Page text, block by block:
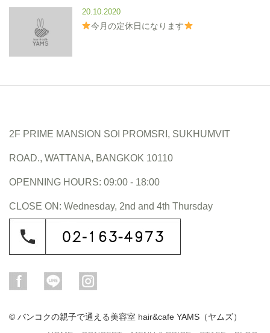
20.10.2020
今月の定休日になります
2F PRIME MANSION SOI PROMSRI, SUKHUMVIT
ROAD., WATTANA, BANGKOK 10110
OPENNING HOURS: 09:00 - 18:00
CLOSE ON: Wednesday, 2nd and 4th Thursday
© バンコクの親子で通える美容室 hair&cafe YAMS（ヤムズ）